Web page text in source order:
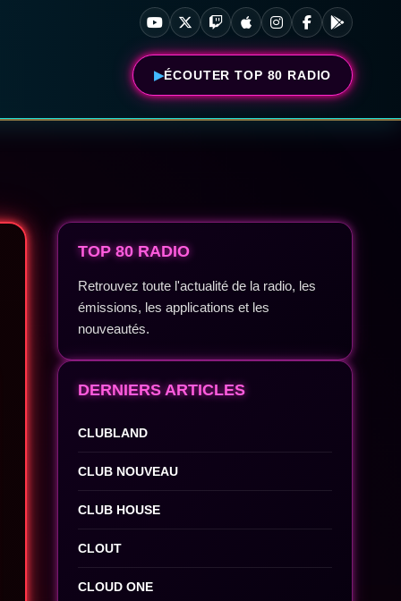
ÉCOUTER TOP 80 RADIO
TOP 80 RADIO
Retrouvez toute l'actualité de la radio, les
émissions, les applications et les
nouveautés.
DERNIERS ARTICLES
CLUBLAND
CLUB NOUVEAU
CLUB HOUSE
CLOUT
CLOUD ONE